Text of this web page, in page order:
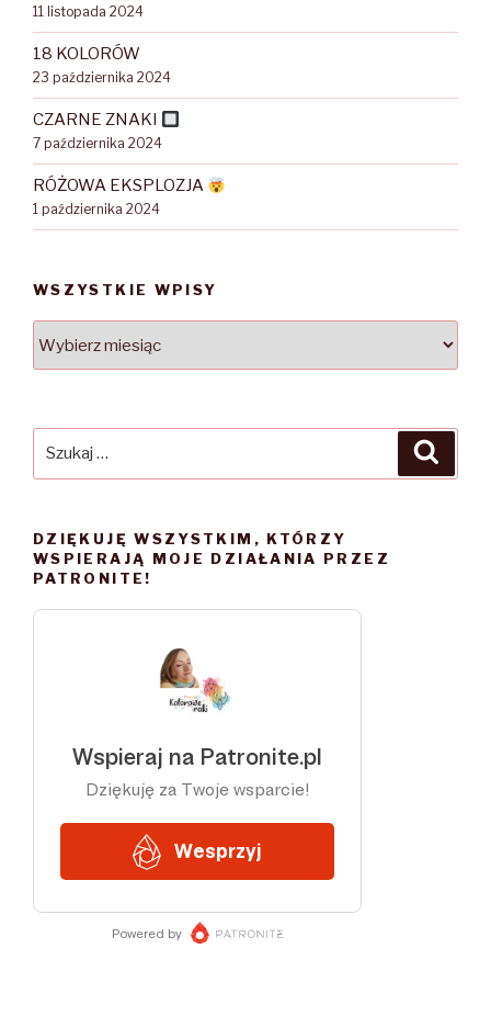
11 listopada 2024
18 KOLORÓW
23 października 2024
CZARNE ZNAKI
7 października 2024
RÓŻOWA EKSPLOZJA
1 października 2024
WSZYSTKIE WPISY
WPISY
DZIĘKUJĘ WSZYSTKIM, KTÓRZY
WSPIERAJĄ MOJE DZIAŁANIA PRZEZ
PATRONITE!